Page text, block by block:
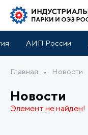
АИП России
Главная • Новости
Новости
Элемент не найден!